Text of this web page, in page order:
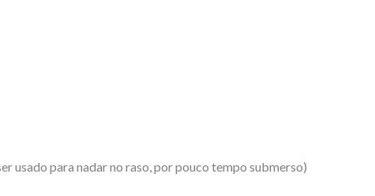
usado para nadar no raso, por pouco tempo submerso)